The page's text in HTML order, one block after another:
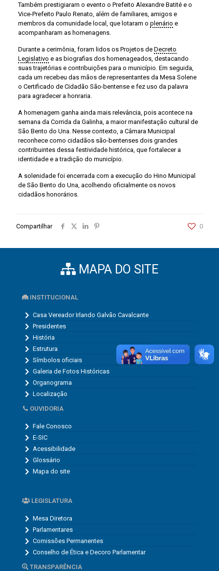
Também prestigiaram o evento o Prefeito Alexandre Batité e o
Vice-Prefeito Paulo Renato, além de familiares, amigos e
membros da comunidade local, que lotaram o plenário e
acompanharam as homenagens.
Durante a cerimônia, foram lidos os Projetos de Decreto
Legislativo e as biografias dos homenageados, destacando
suas trajetórias e contribuições para o município. Em seguida,
cada um recebeu das mãos de representantes da Mesa Solene
o Certificado de Cidadão São-bentense e fez uso da palavra
para agradecer a honraria.
A homenagem ganha ainda mais relevância, pois acontece na
semana da Corrida da Galinha, a maior manifestação cultural de
São Bento do Una. Nesse contexto, a Câmara Municipal
reconhece como cidadãos são-bentenses dois grandes
contribuintes dessa festividade histórica, que fortalecer a
identidade e a tradição do município.
A solenidade foi encerrada com a execução do Hino Municipal
de São Bento do Una, acolhendo oficialmente os novos
cidadãos honorários.
Compartilhar 0
MAPA DO SITE
INSTITUCIONAL
Casa Vereador Irlando Galvão Cavalcante
Presidentes
História
Estrutura
Símbolos oficiais
Galeria de Fotos Históricas
Organograma
Localização
OUVIDORIA
Fale Conosco
E-SIC
Acessibilidade
Glossário
Mapa do site
LEGISLATURA
Mesa Diretora
Parlamentares
Comissões Permanentes
Conselho de Ética e Decoro Parlamentar
TRANSPARÊNCIA